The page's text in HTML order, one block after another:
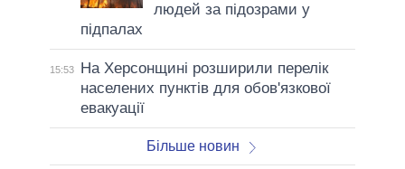
людей за підозрами у
підпалах
15:53
На Херсонщині розширили перелік
населених пунктів для обов'язкової
евакуації
Більше новин